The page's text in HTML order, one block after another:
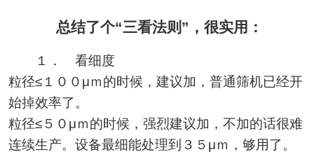
总结了个“三看法则”，很实用：
１． 看细度
粒径≤１００μｍ的时候，建议加，普通筛机已经开
始掉效率了。
粒径≤５０μｍ的时候，强烈建议加，不加的话很难
连续生产。设备最细能处理到３５μｍ，够用了。